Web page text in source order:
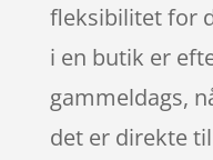
fleksibilitet for
i en butik er
gammeldags,
det er direkte